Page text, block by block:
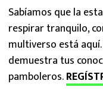
Sabíamos que la
respirar tranquilo,
multiverso está
demuestra tus
pamboleros.